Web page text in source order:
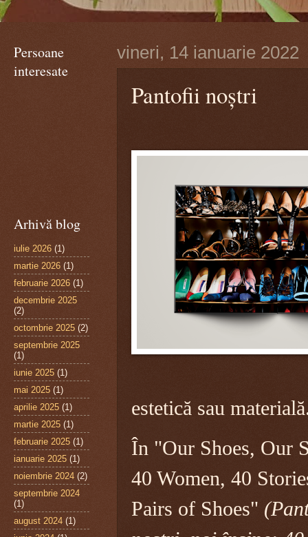
vineri, 14 ianuarie 2022
Pantofii noștri
estetică sau
În "Our Shoes, Our
40 Women, 40
Pairs of Shoes"
Persoane
interesate
Arhivă blog
iulie 2026 (1)
martie 2026 (1)
februarie 2026 (1)
decembrie 2025
(2)
octombrie 2025 (2)
septembrie 2025
(1)
iunie 2025 (1)
mai 2025 (1)
aprilie 2025 (1)
martie 2025 (1)
februarie 2025 (1)
ianuarie 2025 (1)
noiembrie 2024 (2)
septembrie 2024
(1)
august 2024 (1)